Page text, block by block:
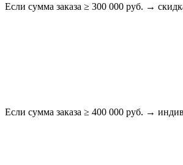
Если сумма заказа ≥ 300 000 руб. →
Если сумма заказа ≥ 400 000 руб. →